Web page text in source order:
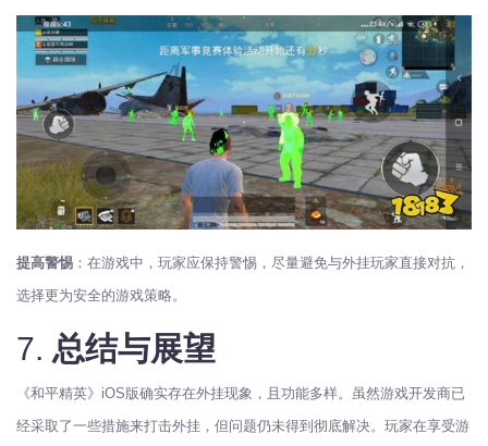
提高警惕 ：在游戏中，玩家应保持警惕，尽量避免与外挂玩家直接对抗，
选择更为安全的游戏策略。
7. 总结与展望
《和平精英》iOS版确实存在外挂现象，且功能多样。虽然游戏开发商已
经采取了一些措施来打击外挂，但问题仍未得到彻底解决。玩家在享受游